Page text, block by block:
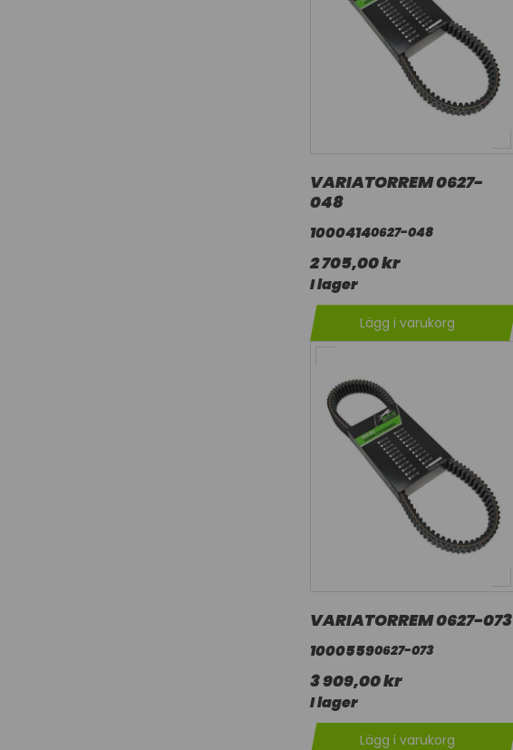
VARIATORREM 0627-
048
10004140627-048
2 705,00 kr
I lager
Lägg i varukorg
VARIATORREM 0627-073
10005590627-073
3 909,00 kr
I lager
Lägg i varukorg